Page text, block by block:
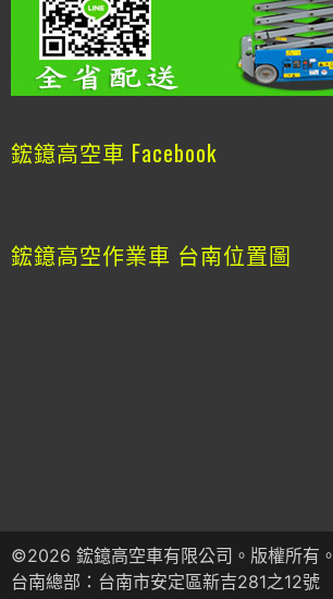
鋐鐿高空車 Facebook
鋐鐿高空作業車 台南位置圖
©2026 鋐鐿高空車有限公司。版權所有。
台南總部：台南市安定區新吉281之12號